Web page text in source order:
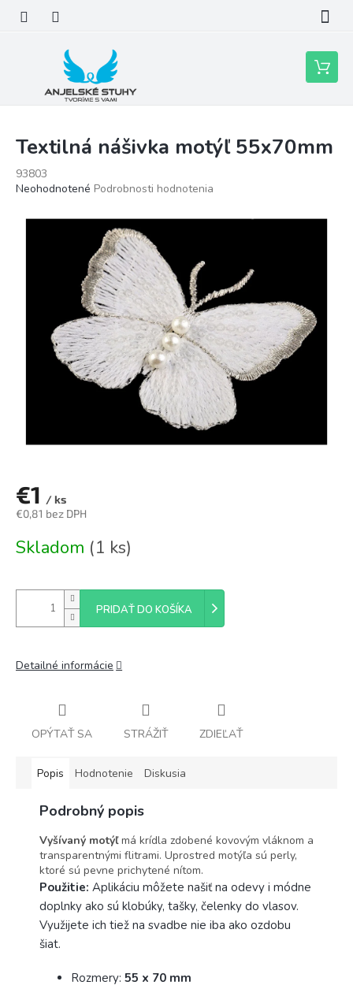
obsah
Nákupný
košík
Textilná nášivka motýľ 55x70mm
93803
Priemerné
produktu
Neohodnotené Podrobnosti hodnotenia
€1 / ks
€0,81 bez DPH
cena:
Skladom (1 ks)
PRIDAŤ DO KOŠÍKA
Detailné informácie
OPÝTAŤ SA STRÁŽIŤ ZDIEĽAŤ
Popis Hodnotenie Diskusia
Podrobný popis
Vyšívaný motýľ má krídla zdobené kovovým vláknom a
transparentnými flitrami. Uprostred motýľa sú perly,
ktoré sú pevne prichytené nítom.
Použitie: Aplikáciu môžete našiť na odevy i módne
doplnky ako sú klobúky, tašky, čelenky do vlasov.
Využijete ich tiež na svadbe nie iba ako ozdobu
šiat.
Rozmery: 55 x 70 mm